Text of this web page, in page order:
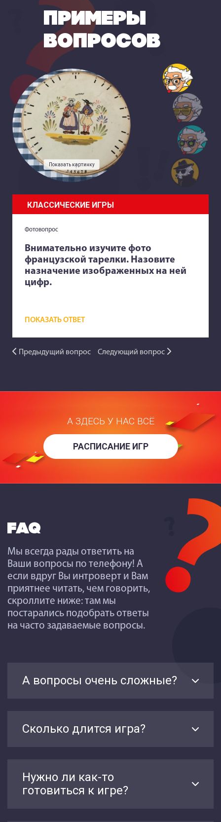
ПРИМЕРЫ
ВОПРОСОВ
Показать картинку
КЛАССИЧЕСКИЕ ИГРЫ
Фотовопрос
Внимательно изучите фото
французской тарелки. Назовите
назначение изображенных на ней
цифр.
ПОКАЗАТЬ ОТВЕТ
Предыдущий вопрос Следующий вопрос
А ЗДЕСЬ У НАС ВСЁ
РАСПИСАНИЕ ИГР
FAQ
Мы всегда рады ответить на
Ваши вопросы по телефону! А
если вдруг Вы интроверт и Вам
приятнее читать, чем говорить,
скроллите ниже: там мы
постарались подобрать ответы
на часто задаваемые вопросы.
А вопросы очень сложные?
Сколько длится игра?
Нужно ли как-то
готовиться к игре?